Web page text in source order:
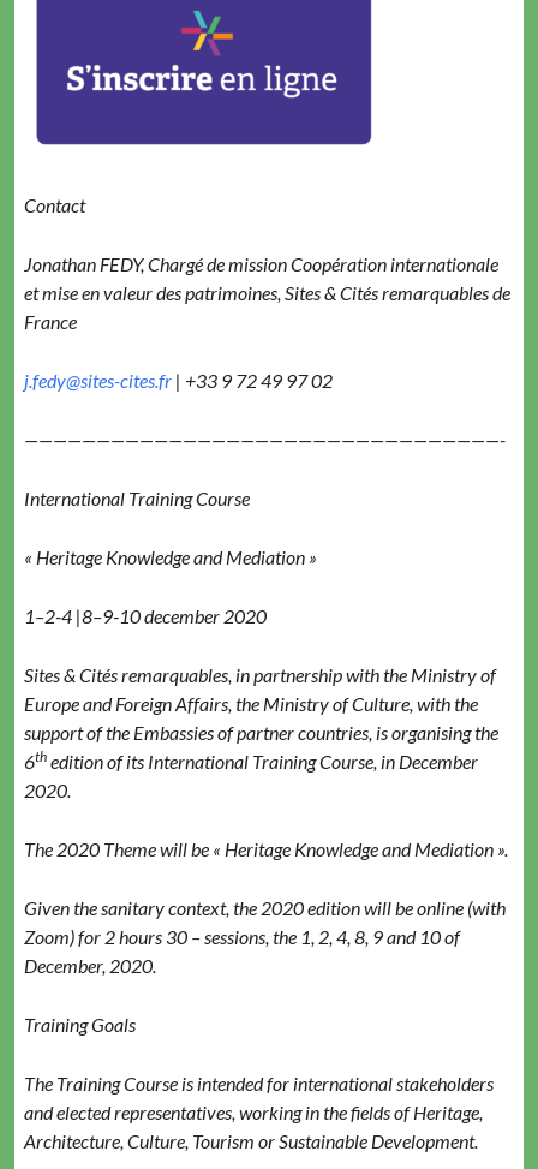
Con­tact
Jonathan FEDY, Chargé de mis­sion Coopéra­tion inter­na­tionale
et mise en valeur des pat­ri­moines, Sites & Cités remar­quables de
France
j.fedy@sites-cites.fr | +33 9 72 49 97 02
—————————————————————————————————-
Inter­na­tion­al Train­ing Course
« Her­itage Knowl­edge and Mediation »
1–2‑4 |8–9‑10 decem­ber 2020
Sites & Cités remar­quables, in part­ner­ship with the Min­istry of
Europe and For­eign Affairs, the Min­istry of Cul­ture, with the
sup­port of the Embassies of part­ner coun­tries, is organ­is­ing the
6th edi­tion of its Inter­na­tion­al Train­ing Course, in Decem­ber
2020.
The 2020 Theme will be « Her­itage Knowl­edge and Mediation ».
Giv­en the san­i­tary con­text, the 2020 edi­tion will be online (with
Zoom) for 2 hours 30 – ses­sions, the 1, 2, 4, 8, 9 and 10 of
Decem­ber, 2020.
Train­ing Goals
The Train­ing Course is intend­ed for inter­na­tion­al stake­hold­ers
and elect­ed rep­re­sen­ta­tives, work­ing in the fields of Her­itage,
Archi­tec­ture, Cul­ture, Tourism or Sus­tain­able Development.